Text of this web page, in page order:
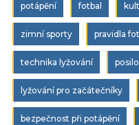
potápění fotbal
zimní sporty pravidla
technika lyžování
lyžování pro začátečníky
bezpečnost při potápění